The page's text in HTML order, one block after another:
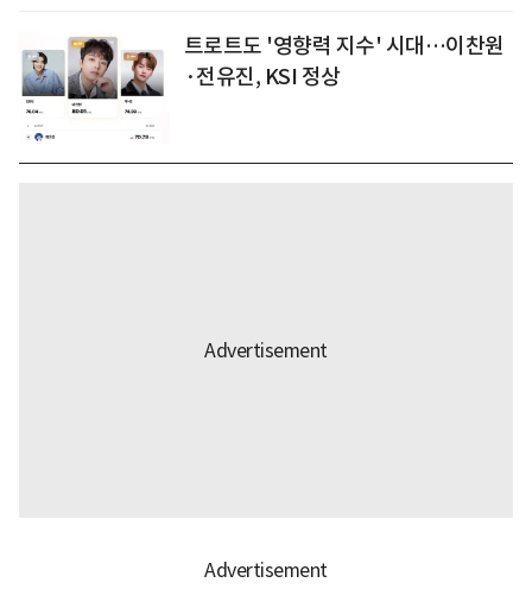
트로트도 '영향력 지수' 시대…이찬원
·전유진, KSI 정상